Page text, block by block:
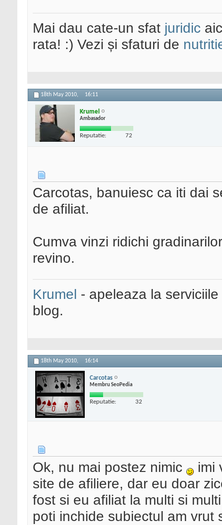
Mai dau cate-un sfat juridic
rata! :) Vezi și sfaturi de
18th May 2010, 16:11
Krumel
Ambasador
Reputatie: 72
Carcotas, banuiesc ca iti dai
de afiliat.
Cumva vinzi ridichi
revino.
Krumel - apeleaza la
blog.
18th May 2010, 16:14
Carcotas
Membru SeoPedia
Reputatie: 32
Ok, nu mai postez nimic
imi
site de afiliere, dar eu doar
fost si eu afiliat la multi si
poti inchide subiectul am vrut